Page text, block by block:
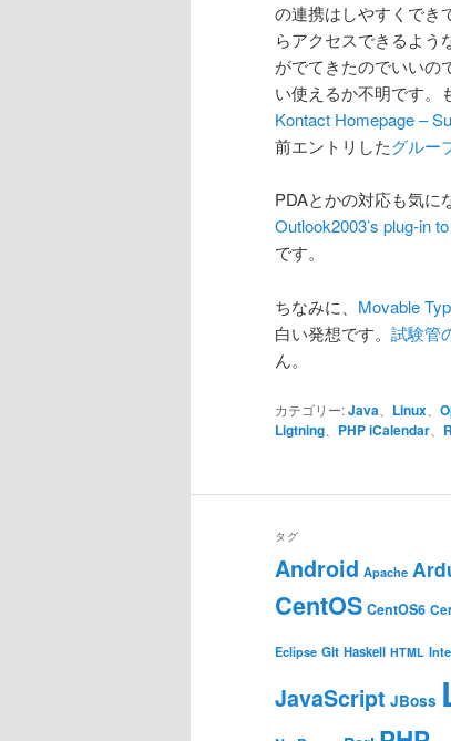
の連携はしやすくでき
らアクセスできるよう
がでてきたのでいいの
い使えるか不明です。
Kontact Homepage –
前エントリしたグルー
PDAとかの対応も気に
Outlook2003’s plug-in
です。
ちなみに、 Movable
白い発想です。 試験管
ん。
カテゴリー:Java Linux
Ligtning PHP iCalendar
タグ
Android Apache
CentOS CentOS6
Eclipse Git Haskell HTML
JavaScript JBoss